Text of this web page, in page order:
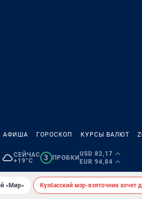
АФИША ГОРОСКОП КУРСЫ ВАЛЮТ
СЕЙЧАС
+19°C
3 ПРОБКИ
USD 82,17
EUR 94,84
«Мир» Кузбасский мэр-взяточник хочет